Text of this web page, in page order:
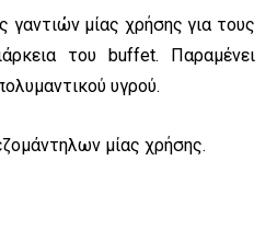
γαντιών μίας χρήσης για τους
του buffet. Παραμένει
υγρού.
μίας χρήσης.